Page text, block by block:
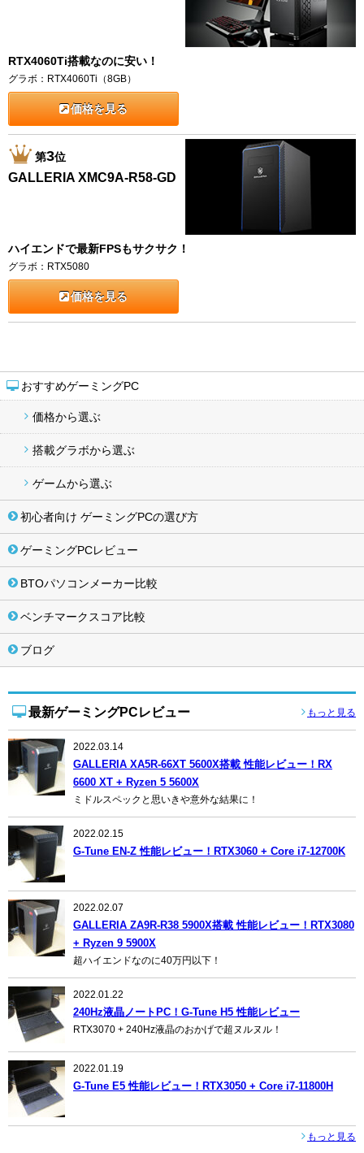
おすすめゲーミングPC
価格から選ぶ
搭載グラボから選ぶ
ゲームから選ぶ
初心者向け ゲーミングPCの選び方
ゲーミングPCレビュー
BTOパソコンメーカー比較
ベンチマークスコア比較
ブログ
最新ゲーミングPCレビュー もっと見る
2022.03.14
GALLERIA XA5R-66XT 5600X搭載 性能レビュー！RX
6600 XT + Ryzen 5 5600X
ミドルスペックと思いきや意外な結果に！
2022.02.15
G-Tune EN-Z 性能レビュー！RTX3060 + Core i7-12700K
2022.02.07
GALLERIA ZA9R-R38 5900X搭載 性能レビュー！RTX3080
+ Ryzen 9 5900X
超ハイエンドなのに40万円以下！
2022.01.22
240Hz液晶ノートPC！G-Tune H5 性能レビュー
RTX3070 + 240Hz液晶のおかげで超ヌルヌル！
2022.01.19
G-Tune E5 性能レビュー！RTX3050 + Core i7-11800H
もっと見る
RTX4060Ti搭載なのに安い！
グラボ：RTX4060Ti（8GB）
価格を見る
第3位
GALLERIA XMC9A-R58-GD
ハイエンドで最新FPSもサクサク！
グラボ：RTX5080
価格を見る